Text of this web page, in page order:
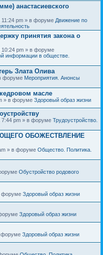
анастасиевского
11:24 pm » в форуме Движение по
принятия закона о
10:24 pm » в форуме
информации в обществе.
Злата Олива
форуме Мероприятия. Анонсы
масле
» в форуме Здоровый образ жизни
7:44 pm » в форуме Трудоустройство.
ОБОЖЕСТВЛЕНИЕ
» в форуме Общество. Политика.
Обустройство родового
форуме Здоровый образ жизни
Здоровый образ жизни
форуме Здоровый образ жизни